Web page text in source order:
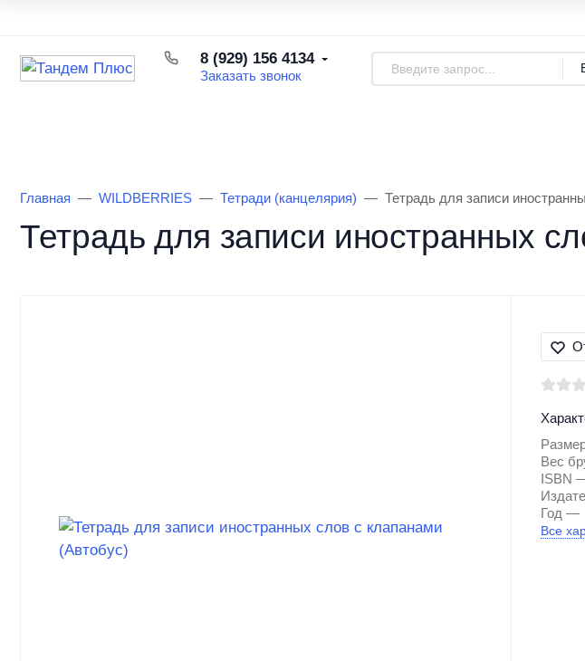
8 (929) 156 4134
Заказать звонок
Главная WILDBERRIES Тетради (канцелярия) Тетрадь для записи
Тетрадь для записи иностранных
Вес
ISBN
Год
Все